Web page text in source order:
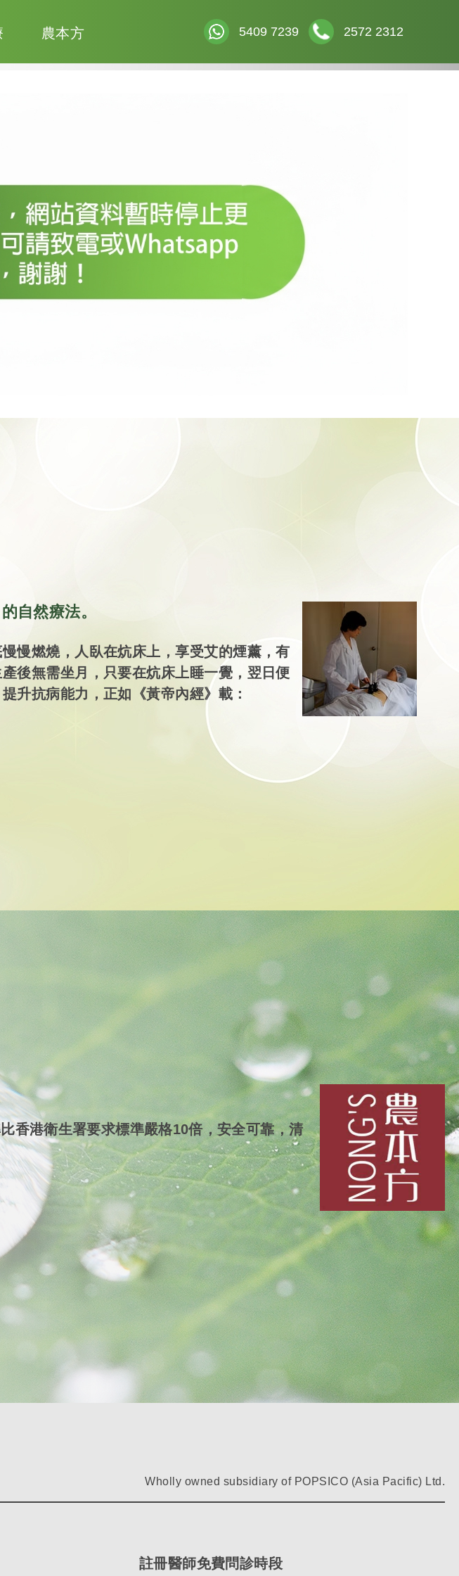
農本方 5409 7239 2572 2312
自然療法。
慢燃燒，人臥在炕床上，享受艾的煙薰，有
後無需坐月，只要在炕床上睡一覺，翌日便
升抗病能力，正如《黃帝內經》載：
香港衛生署要求標準嚴格10倍，安全可靠，清
Wholly owned subsidiary of POPSICO (Asia Pacific) Ltd.
註冊醫師免費問診時段